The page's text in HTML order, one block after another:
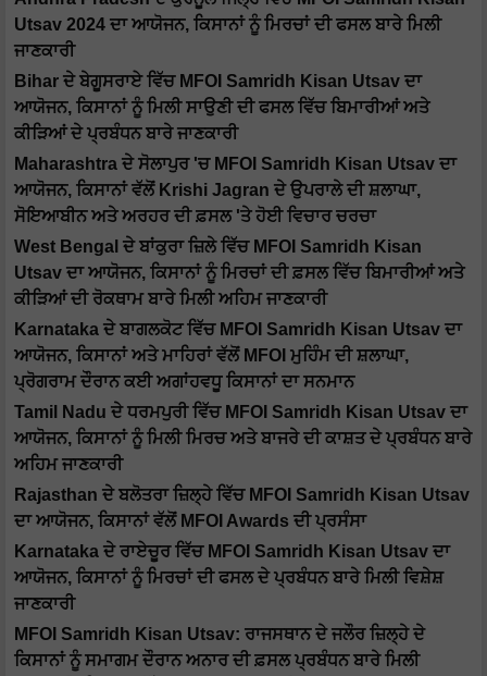
Utsav 2024 ਦਾ ਆਯੋਜਨ, ਕਿਸਾਨਾਂ ਨੂੰ ਮਿਰਚਾਂ ਦੀ ਫਸਲ ਬਾਰੇ ਮਿਲੀ
ਜਾਣਕਾਰੀ
Bihar ਦੇ ਬੇਗੂਸਰਾਏ ਵਿੱਚ MFOI Samridh Kisan Utsav ਦਾ
ਆਯੋਜਨ, ਕਿਸਾਨਾਂ ਨੂੰ ਮਿਲੀ ਸਾਉਣੀ ਦੀ ਫਸਲ ਵਿੱਚ ਬਿਮਾਰੀਆਂ ਅਤੇ
ਕੀੜਿਆਂ ਦੇ ਪ੍ਰਬੰਧਨ ਬਾਰੇ ਜਾਣਕਾਰੀ
Maharashtra ਦੇ ਸੋਲਾਪੁਰ 'ਚ MFOI Samridh Kisan Utsav ਦਾ
ਆਯੋਜਨ, ਕਿਸਾਨਾਂ ਵੱਲੋਂ Krishi Jagran ਦੇ ਉਪਰਾਲੇ ਦੀ ਸ਼ਲਾਘਾ,
ਸੋਇਆਬੀਨ ਅਤੇ ਅਰਹਰ ਦੀ ਫ਼ਸਲ 'ਤੇ ਹੋਈ ਵਿਚਾਰ ਚਰਚਾ
West Bengal ਦੇ ਬਾਂਕੁਰਾ ਜ਼ਿਲੇ ਵਿੱਚ MFOI Samridh Kisan
Utsav ਦਾ ਆਯੋਜਨ, ਕਿਸਾਨਾਂ ਨੂੰ ਮਿਰਚਾਂ ਦੀ ਫ਼ਸਲ ਵਿੱਚ ਬਿਮਾਰੀਆਂ ਅਤੇ
ਕੀੜਿਆਂ ਦੀ ਰੋਕਥਾਮ ਬਾਰੇ ਮਿਲੀ ਅਹਿਮ ਜਾਣਕਾਰੀ
Karnataka ਦੇ ਬਾਗਲਕੋਟ ਵਿੱਚ MFOI Samridh Kisan Utsav ਦਾ
ਆਯੋਜਨ, ਕਿਸਾਨਾਂ ਅਤੇ ਮਾਹਿਰਾਂ ਵੱਲੋਂ MFOI ਮੁਹਿੰਮ ਦੀ ਸ਼ਲਾਘਾ,
ਪ੍ਰੋਗਰਾਮ ਦੌਰਾਨ ਕਈ ਅਗਾਂਹਵਧੂ ਕਿਸਾਨਾਂ ਦਾ ਸਨਮਾਨ
Tamil Nadu ਦੇ ਧਰਮਪੁਰੀ ਵਿੱਚ MFOI Samridh Kisan Utsav ਦਾ
ਆਯੋਜਨ, ਕਿਸਾਨਾਂ ਨੂੰ ਮਿਲੀ ਮਿਰਚ ਅਤੇ ਬਾਜਰੇ ਦੀ ਕਾਸ਼ਤ ਦੇ ਪ੍ਰਬੰਧਨ ਬਾਰੇ
ਅਹਿਮ ਜਾਣਕਾਰੀ
Rajasthan ਦੇ ਬਲੋਤਰਾ ਜ਼ਿਲ੍ਹੇ ਵਿੱਚ MFOI Samridh Kisan Utsav
ਦਾ ਆਯੋਜਨ, ਕਿਸਾਨਾਂ ਵੱਲੋਂ MFOI Awards ਦੀ ਪ੍ਰਸੰਸਾ
Karnataka ਦੇ ਰਾਏਚੂਰ ਵਿੱਚ MFOI Samridh Kisan Utsav ਦਾ
ਆਯੋਜਨ, ਕਿਸਾਨਾਂ ਨੂੰ ਮਿਰਚਾਂ ਦੀ ਫਸਲ ਦੇ ਪ੍ਰਬੰਧਨ ਬਾਰੇ ਮਿਲੀ ਵਿਸ਼ੇਸ਼
ਜਾਣਕਾਰੀ
MFOI Samridh Kisan Utsav: ਰਾਜਸਥਾਨ ਦੇ ਜਲੌਰ ਜ਼ਿਲ੍ਹੇ ਦੇ
ਕਿਸਾਨਾਂ ਨੂੰ ਸਮਾਗਮ ਦੌਰਾਨ ਅਨਾਰ ਦੀ ਫ਼ਸਲ ਪ੍ਰਬੰਧਨ ਬਾਰੇ ਮਿਲੀ